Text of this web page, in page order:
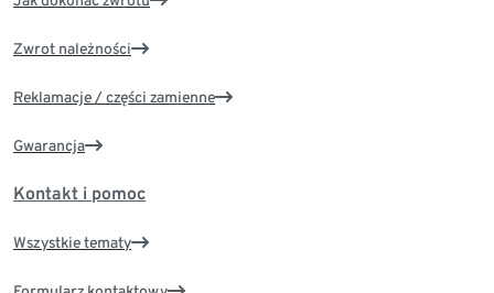
Zwrot należności
Reklamacje / części zamienne
Gwarancja
Kontakt i pomoc
Wszystkie tematy